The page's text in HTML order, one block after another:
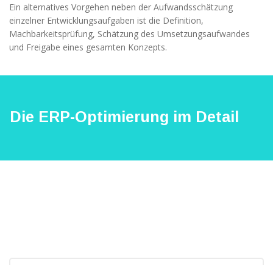
Ein alternatives Vorgehen neben der Aufwandsschätzung
einzelner Entwicklungsaufgaben ist die Definition,
Machbarkeitsprüfung, Schätzung des Umsetzungsaufwandes
und Freigabe eines gesamten Konzepts.
Die ERP-Optimierung im Detail